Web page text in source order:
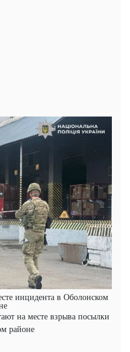
инцидента в Оболонском
на месте взрыва посылки
районе